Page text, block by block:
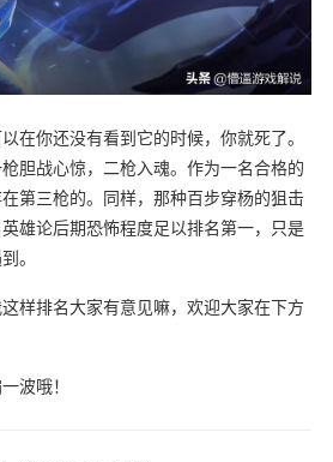
在你还没有看到它的时候，你就死了。
胆战心惊，二枪入魂。作为一名合格的
第三枪的。同样，那种百步穿杨的狙击
雄论后期恐怖程度足以排名第一，只是
。
样排名大家有意见嘛，欢迎大家在下方
波哦！